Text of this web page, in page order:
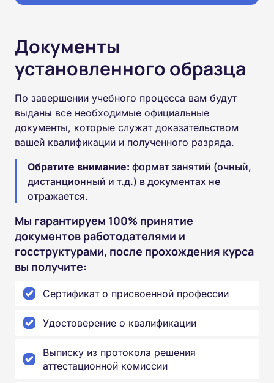
Документы
установленного образца
По завершении учебного процесса вам будут
выданы все необходимые официальные
документы, которые служат доказательством
вашей квалификации и полученного разряда.
Обратите внимание: формат занятий (очный,
дистанционный и т.д.) в документах не
отражается.
Мы гарантируем 100% принятие
документов работодателями и
госструктурами, после прохождения курса
вы получите:
Сертификат о присвоенной профессии
Удостоверение о квалификации
Выписку из протокола решения
аттестационной комиссии